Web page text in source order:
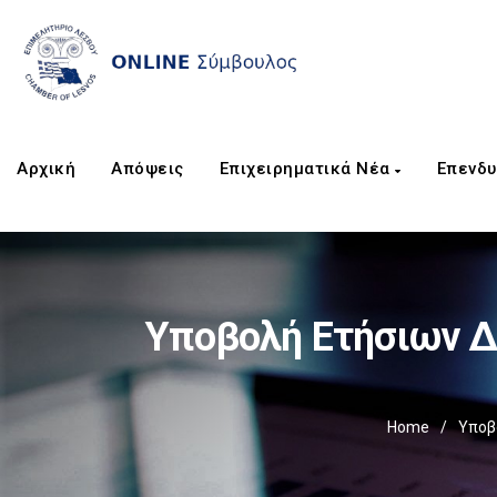
Αρχική Απόψεις Επιχειρηματικά Νέα
Υποβολή Ετήσιων
Home /